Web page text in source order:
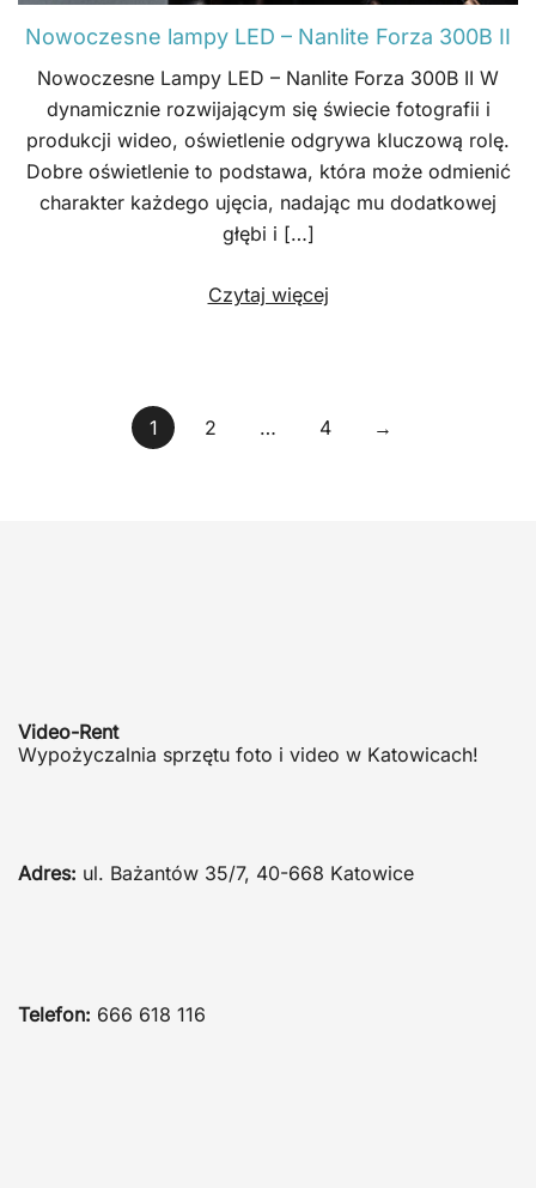
Nowoczesne lampy LED – Nanlite Forza 300B II
Nowoczesne Lampy LED – Nanlite Forza 300B II W
dynamicznie rozwijającym się świecie fotografii i
produkcji wideo, oświetlenie odgrywa kluczową rolę.
Dobre oświetlenie to podstawa, która może odmienić
charakter każdego ujęcia, nadając mu dodatkowej
głębi i […]
Czytaj więcej
Stronicowanie
1 2 … 4 →
Video-Rent
Wypożyczalnia sprzętu foto i video w Katowicach!
Adres: ul. Bażantów 35/7, 40-668 Katowice
Telefon: 666 618 116